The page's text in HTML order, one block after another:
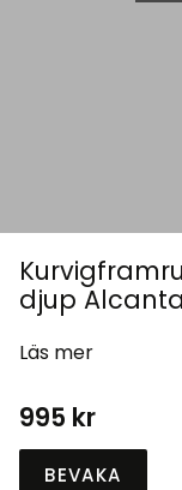
djup
Läs mer
995 kr
BEVAKA